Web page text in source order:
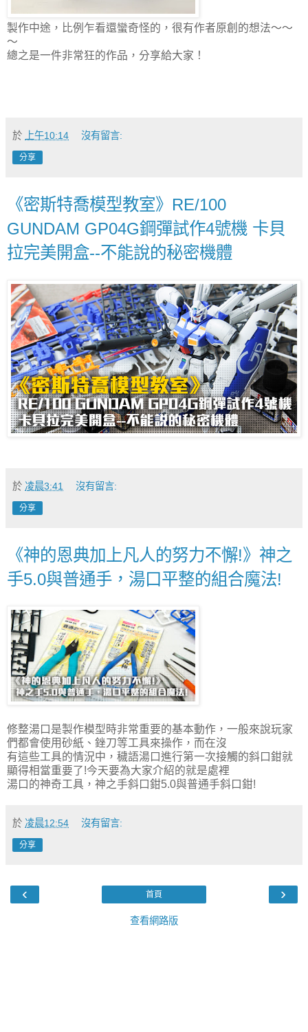
製作中途，比例乍看還蠻奇怪的，很有作者原創的想法～～
～
總之是一件非常狂的作品，分享給大家！
於 上午10:14 沒有留言:
分享
《密斯特喬模型教室》RE/100
GUNDAM GP04G鋼彈試作4號機 卡貝
拉完美開盒--不能說的秘密機體
於 凌晨3:41 沒有留言:
分享
《神的恩典加上凡人的努力不懈!》神之
手5.0與普通手，湯口平整的組合魔法!
修整湯口是製作模型時非常重要的基本動作，一般來說玩家
們都會使用砂紙、銼刀等工具來操作，而在沒
有這些工具的情況中，穢語湯口進行第一次接觸的斜口鉗就
顯得相當重要了!今天要為大家介紹的就是處裡
湯口的神奇工具，神之手斜口鉗5.0與普通手斜口鉗!
於 凌晨12:54 沒有留言:
分享
‹ ›
首頁
查看網路版